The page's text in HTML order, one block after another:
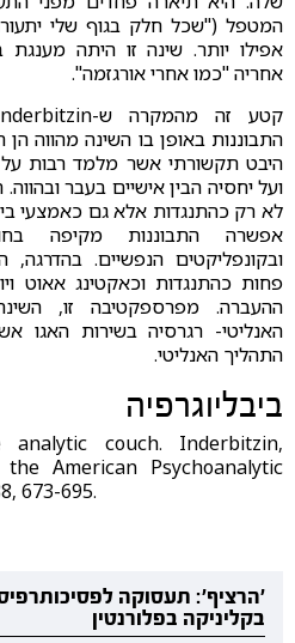
המטפל ("שכל חלק בגוף שלי
אפילו יותר. שינה זו היתה מענגת
אחריה "כמו אחרי אורגזמה".
התבוננות באופן בו השינה מהווה
היבט תקשורתי אשר מלמד רבות
ועל יחסיה הבין אישיים בעבר
לא רק כהתנגדות אלא גם כאמצעי
אפשרה התבוננות מקיפה
ובקונפליקטים הנפשיים.
פחות כהתנגדות וכאקטינג אאוט
ההעברה. מפרספקטיבה זו,
האנליטי- רגרסיה בשירות האגו
התהליך האנליטי. ‏‏ ‏ ‏ ‏ ‏‏ ‏
ביבליוגרפיה
couch. Inderbitzin,
American Psychoanalytic
673-695.
'הרציף': תעסוקה
בקליניקה בפלורנטין